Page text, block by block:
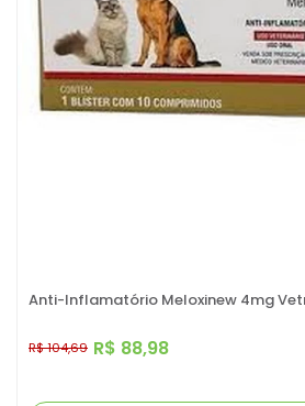
Anti-Inflamatório Meloxinew 4mg
R$ 88,98
R$ 104,69